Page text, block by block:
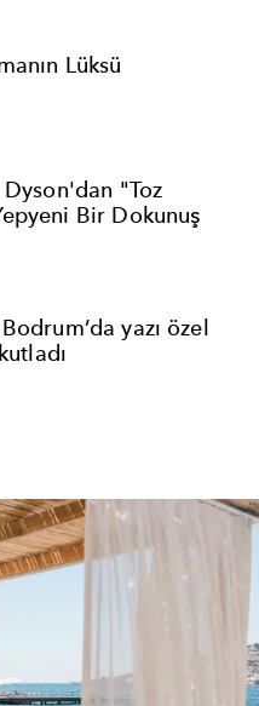
mekanlara taşıyor.
Lüksü
"Toz
Bir Dokunuş
yazı özel